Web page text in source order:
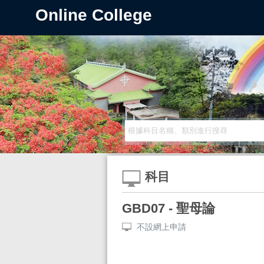
Online College
科目
GBD07 - 聖母論
不設網上申請